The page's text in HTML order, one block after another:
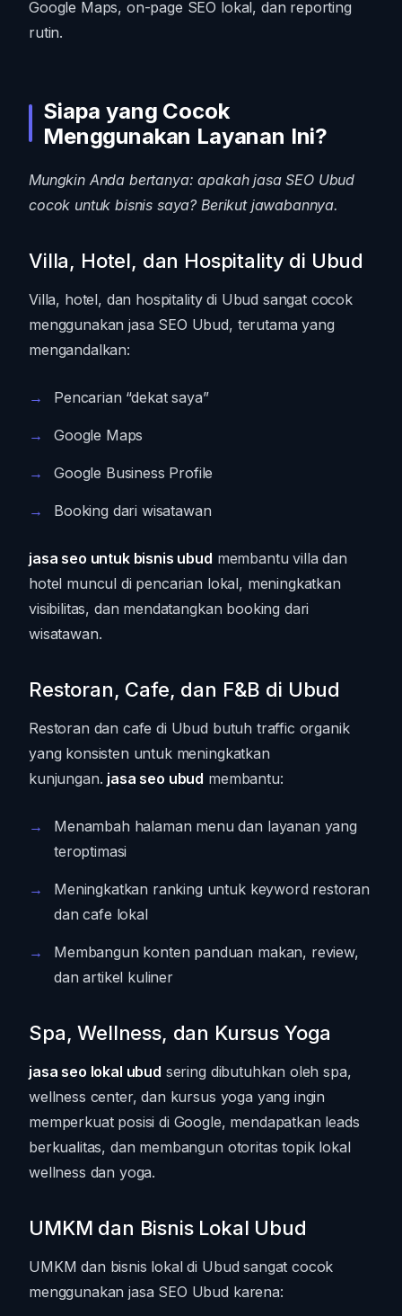
Google Maps, on-page SEO lokal, dan reporting
rutin.
Siapa yang Cocok
Menggunakan Layanan Ini?
Mungkin Anda bertanya: apakah jasa SEO Ubud
cocok untuk bisnis saya? Berikut jawabannya.
Villa, Hotel, dan Hospitality di Ubud
Villa, hotel, dan hospitality di Ubud sangat cocok
menggunakan jasa SEO Ubud, terutama yang
mengandalkan:
Pencarian “dekat saya”
Google Maps
Google Business Profile
Booking dari wisatawan
jasa seo untuk bisnis ubud membantu villa dan
hotel muncul di pencarian lokal, meningkatkan
visibilitas, dan mendatangkan booking dari
wisatawan.
Restoran, Cafe, dan F&B di Ubud
Restoran dan cafe di Ubud butuh traffic organik
yang konsisten untuk meningkatkan
kunjungan. jasa seo ubud membantu:
Menambah halaman menu dan layanan yang
teroptimasi
Meningkatkan ranking untuk keyword restoran
dan cafe lokal
Membangun konten panduan makan, review,
dan artikel kuliner
Spa, Wellness, dan Kursus Yoga
jasa seo lokal ubud sering dibutuhkan oleh spa,
wellness center, dan kursus yoga yang ingin
memperkuat posisi di Google, mendapatkan leads
berkualitas, dan membangun otoritas topik lokal
wellness dan yoga.
UMKM dan Bisnis Lokal Ubud
UMKM dan bisnis lokal di Ubud sangat cocok
menggunakan jasa SEO Ubud karena: